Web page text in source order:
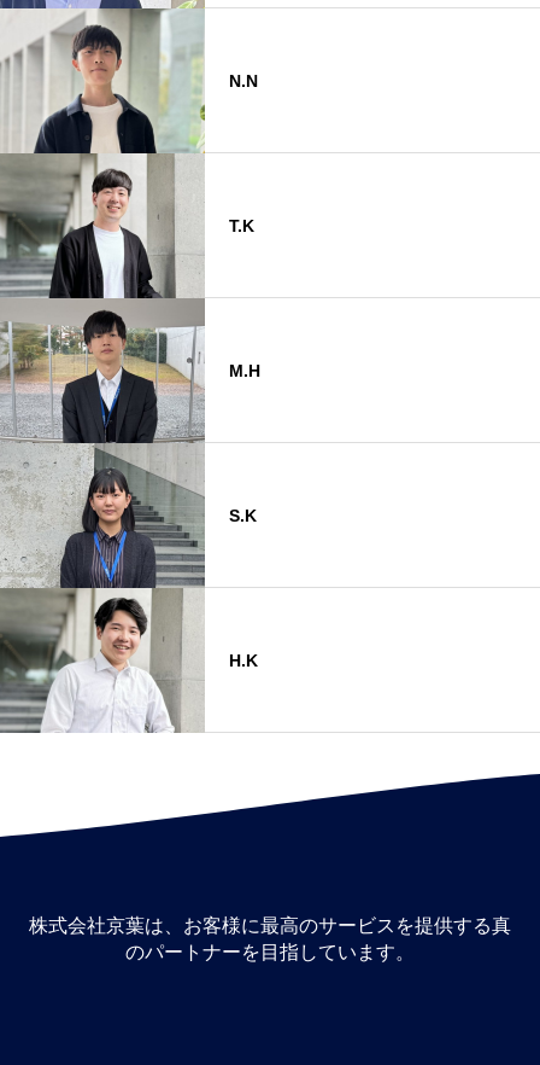
N.N
T.K
M.H
S.K
H.K
株式会社京葉は、お客様に最高のサービスを提供する真
のパートナーを目指しています。